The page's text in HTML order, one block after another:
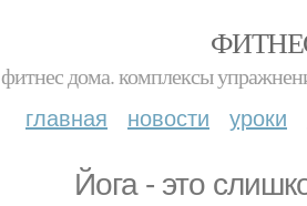
фитнес дома. комплексы
главная новости уроки
Йога - это